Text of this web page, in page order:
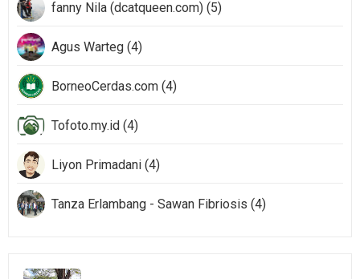
fanny Nila (dcatqueen.com) (5)
Agus Warteg (4)
BorneoCerdas.com (4)
Tofoto.my.id (4)
Liyon Primadani (4)
Tanza Erlambang - Sawan Fibriosis (4)